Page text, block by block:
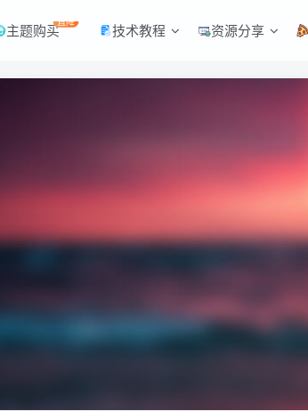
主题购买直降 技术教程 资源分享